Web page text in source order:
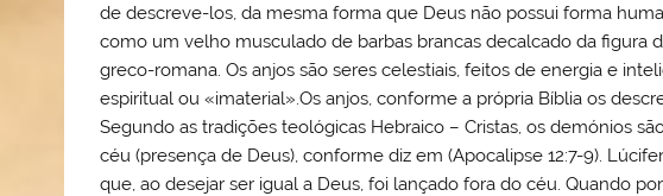
de descreve-los, da mesma forma que Deus não possui forma
como um velho musculado de barbas brancas decalcado da figura
greco-romana. Os anjos são seres celestiais, feitos de energia e
espiritual ou «imaterial».Os anjos, conforme a própria Bíblia os
Segundo as tradições teológicas Hebraico – Cristas, os demónios
céu (presença de Deus), conforme diz em (Apocalipse 12:7-9).
que, ao desejar ser igual a Deus, foi lançado fora do céu. Quando